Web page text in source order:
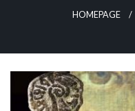
HOMEPAGE